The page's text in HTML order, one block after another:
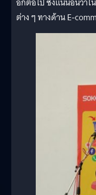
ต่าง ๆ ทางด้าน E-